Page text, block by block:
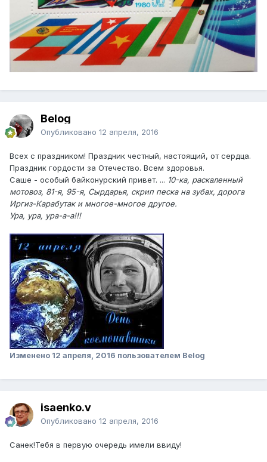
Belog
Опубликовано 12 апреля, 2016
Всех с праздником! Праздник честный, настоящий, от сердца.
Праздник гордости за Отечество. Всем здоровья.
Саше - особый байконурский привет. ... 10-ка, раскаленный
мотовоз, 81-я, 95-я, Сырдарья, скрип песка на зубах, дорога
Иргиз-Карабутак и многое-многое другое.
Ура, ура, ура-а-а!!!
Изменено 12 апреля, 2016 пользователем Belog
isaenko.v
Опубликовано 12 апреля, 2016
Санек!Тебя в первую очередь имели ввиду!